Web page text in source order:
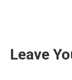
Leave